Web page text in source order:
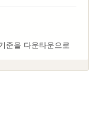
준을 다운타운으로